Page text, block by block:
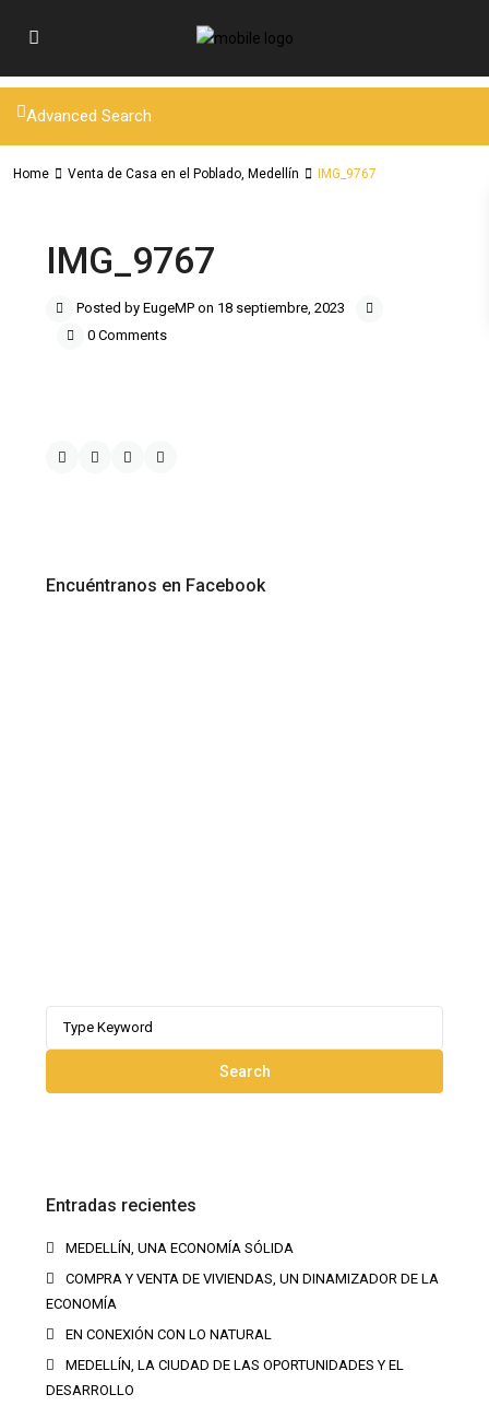
Advanced Search
Home Venta de Casa en el Poblado, Medellín IMG_9767
IMG_9767
Posted by EugeMP on 18 septiembre, 2023
0 Comments
Encuéntranos en Facebook
Search
Entradas recientes
MEDELLÍN, UNA ECONOMÍA SÓLIDA
COMPRA Y VENTA DE VIVIENDAS, UN DINAMIZADOR DE LA
ECONOMÍA
EN CONEXIÓN CON LO NATURAL
MEDELLÍN, LA CIUDAD DE LAS OPORTUNIDADES Y EL
DESARROLLO